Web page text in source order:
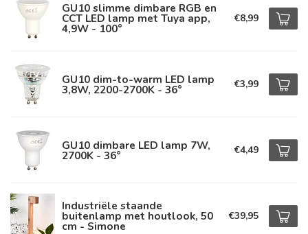
GU10 slimme dimbare RGB en
CCT LED lamp met Tuya app,
4,9W - 100°
€8,99
GU10 dim-to-warm LED lamp
3,8W, 2200-2700K - 36° €3,99
GU10 dimbare LED lamp 7W,
2700K - 36° €4,49
Industriële staande
buitenlamp met houtlook, 50
cm - Simone
€39,95